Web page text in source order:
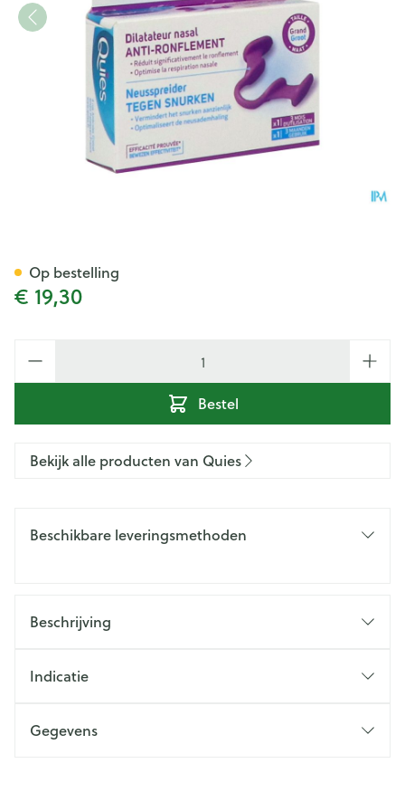
€ 19,30
Bestel
Op bestelling
Bekijk alle producten van Quies
Beschikbare leveringsmethoden
Beschrijving
Indicatie
Gegevens